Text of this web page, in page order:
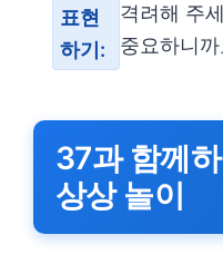
표현
하기:
격려해 주
중요하니
37과 함께
상상 놀이